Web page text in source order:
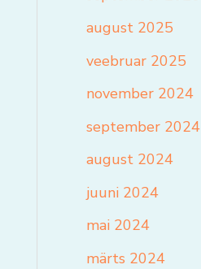
august 2025
veebruar 2025
november 2024
september 2024
august 2024
juuni 2024
mai 2024
märts 2024